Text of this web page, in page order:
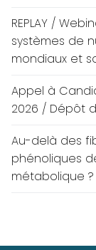
REPLAY /
systèmes de
mondiaux et
Appel à
2026 / Dépôt
Au-delà des
phénoliques
métabolique ?